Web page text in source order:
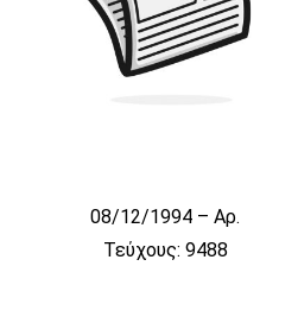
08/12/1994 – Αρ.
Τεύχους: 9488